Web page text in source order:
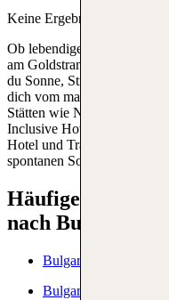
Keine Ergebnisse gefunden
Ob lebendige Promenaden
am Goldstrand – mit einem
du Sonne, Strand und
dich vom maritimen Flair in
Stätten wie Nessebar oder
Inclusive Hotel direkt am
Hotel und Transfer im
spontanen Sommertrip ans
Häufige Fragen
nach Bulgarien
Bulgarien Hotel
Bulgarien Urlaub